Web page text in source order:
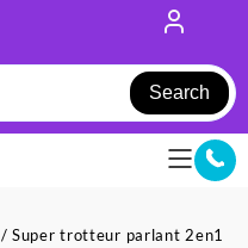
Search
/ Super trotteur parlant 2en1